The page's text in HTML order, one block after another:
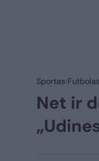
Sportas Futbolas
Net ir